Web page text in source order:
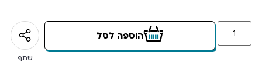
הוספה לסל
שתף